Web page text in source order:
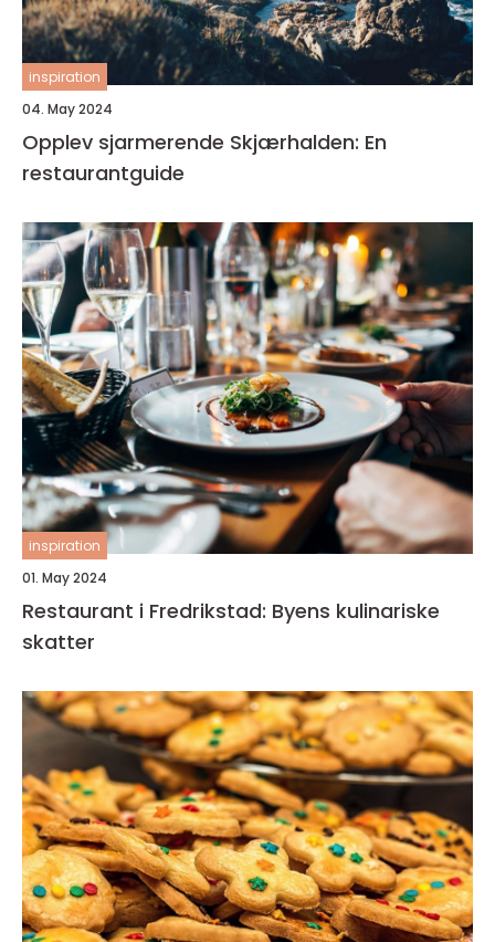
inspiration
04. May 2024
Opplev sjarmerende Skjærhalden: En
restaurantguide
inspiration
01. May 2024
Restaurant i Fredrikstad: Byens kulinariske
skatter